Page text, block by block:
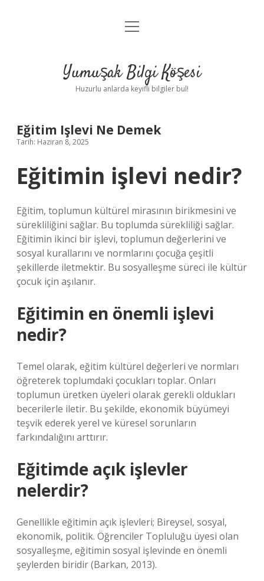
Anasayfa
Yasal Uyarı
menüyü
Yumuşak Bilgi Köşesi
Huzurlu anlarda keyifli bilgiler bul!
Eğitim Işlevi Ne Demek
Tarih: Haziran 8, 2025
Eğitimin işlevi nedir?
Eğitim, toplumun kültürel mirasının birikmesini ve
sürekliliğini sağlar. Bu toplumda sürekliliği sağlar.
Eğitimin ikinci bir işlevi, toplumun değerlerini ve
sosyal kurallarını ve normlarını çocuğa çeşitli
şekillerde iletmektir. Bu sosyalleşme süreci ile kültür
çocuk için aşılanır.
Eğitimin en önemli işlevi
nedir?
Temel olarak, eğitim kültürel değerleri ve normları
öğreterek toplumdaki çocukları toplar. Onları
toplumun üretken üyeleri olarak gerekli oldukları
becerilerle iletir. Bu şekilde, ekonomik büyümeyi
teşvik ederek yerel ve küresel sorunların
farkındalığını arttırır.
Eğitimde açık işlevler
nelerdir?
Genellikle eğitimin açık işlevleri; Bireysel, sosyal,
ekonomik, politik. Öğrenciler Topluluğu üyesi olan
sosyalleşme, eğitimin sosyal işlevinde en önemli
şeylerden biridir (Barkan, 2013).